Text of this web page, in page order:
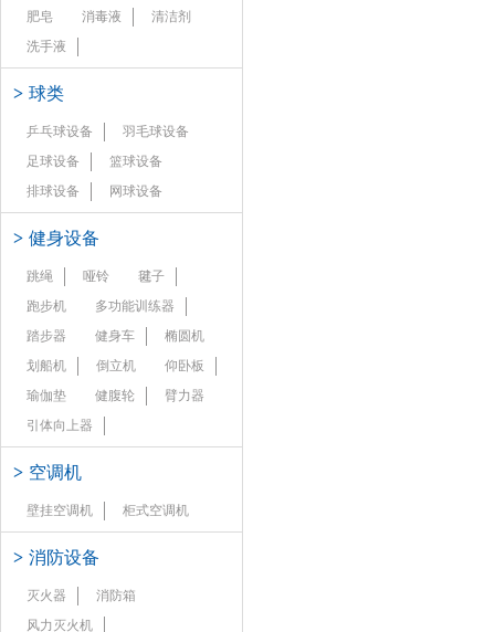
肥皂
消毒液
清洁剂
洗手液
> 球类
乒乓球设备
羽毛球设备
足球设备
篮球设备
排球设备
网球设备
> 健身设备
跳绳 哑铃
毽子
跑步机
多功能训练器
踏步器
健身车
椭圆机
划船机
倒立机
仰卧板
瑜伽垫
健腹轮
臂力器
引体向上器
> 空调机
壁挂空调机 柜式空调机
> 消防设备
灭火器
消防箱
风力灭火机